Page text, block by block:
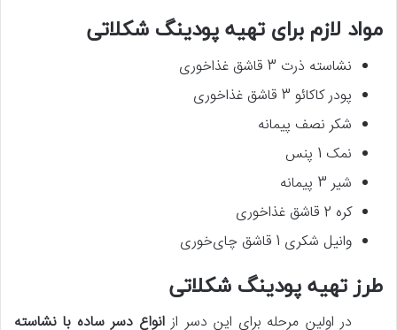
مواد لازم برای تهیه پودینگ شکلاتی
نشاسته ذرت 3 قاشق غذاخوری
پودر کاکائو 3 قاشق غذاخوری
شکر نصف پیمانه
نمک 1 پنس
شیر 3 پیمانه
کره 2 قاشق غذاخوری
وانیل شکری 1 قاشق چای‌خوری
طرز تهیه پودینگ شکلاتی
در اولین مرحله برای این دسر از انواع دسر ساده با نشاسته